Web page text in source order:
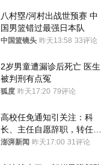
八村塁/河村出战世预赛 中
国男篮错过最强日本队
中国篮镜头 昨天13:58 33评论
2岁男童遭漏诊后死亡 医生
被判刑有点冤
狐度 昨天17:20 79评论
高校任免通知引关注：科
长、主任自愿辞职，转任思
政辅导员
澎湃新闻 昨天17:00 31评论